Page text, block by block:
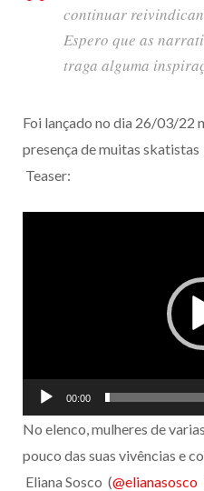
continuar
Espero que as
traga alguma
Foi lançado no dia 26/03/22
presença de muitas
Teaser:
00:00
No elenco, mulheres de
pouco das suas vivências e
Eliana Sosco (@elianasosco